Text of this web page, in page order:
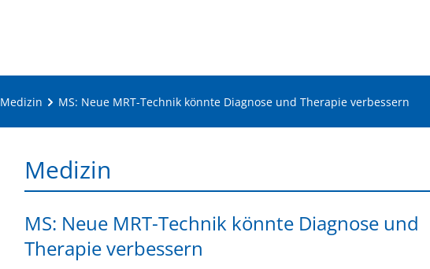
Medizin MS: Neue MRT-Technik könnte Diagnose und Therapie verbessern
Medizin
MS: Neue MRT-Technik könnte Diagnose und
Therapie verbessern